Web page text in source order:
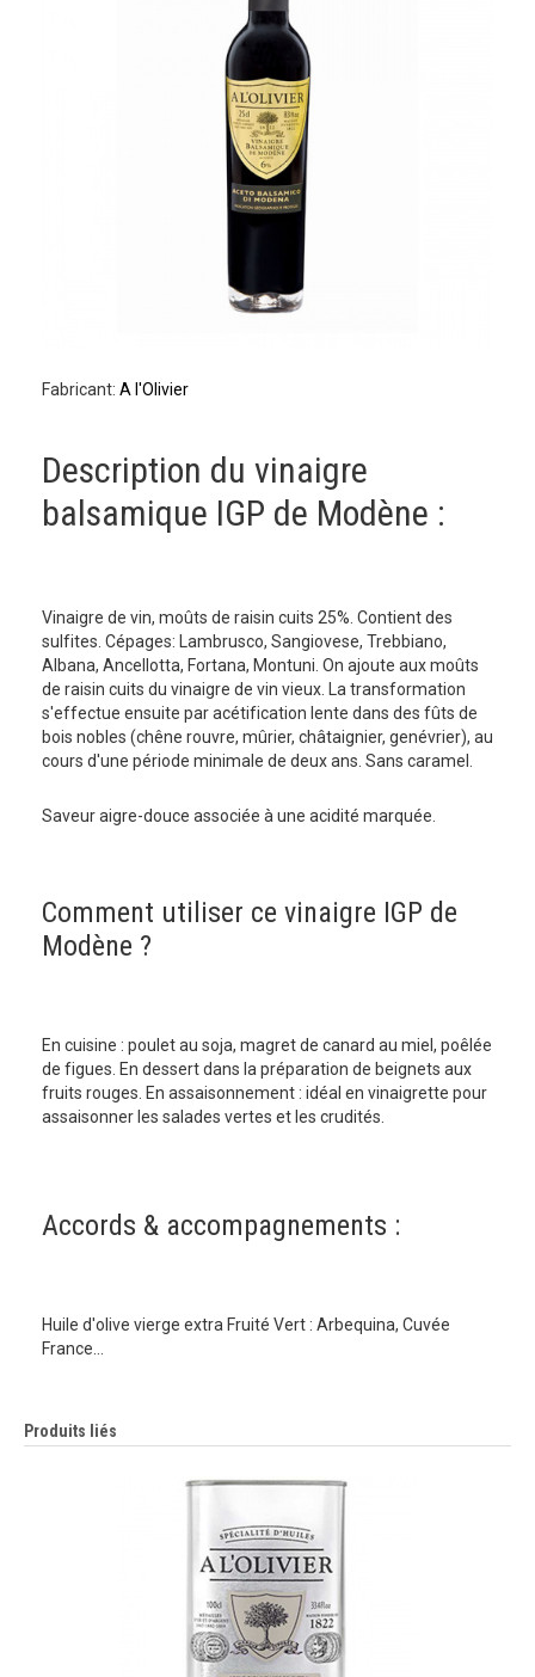
Fabricant: A l'Olivier
Description du vinaigre
balsamique IGP de Modène :
Vinaigre de vin, moûts de raisin cuits 25%. Contient des
sulfites. Cépages: Lambrusco, Sangiovese, Trebbiano,
Albana, Ancellotta, Fortana, Montuni. On ajoute aux moûts
de raisin cuits du vinaigre de vin vieux. La transformation
s'effectue ensuite par acétification lente dans des fûts de
bois nobles (chêne rouvre, mûrier, châtaignier, genévrier), au
cours d'une période minimale de deux ans. Sans caramel.
Saveur aigre-douce associée à une acidité marquée.
Comment utiliser ce vinaigre IGP de
Modène ?
En cuisine : poulet au soja, magret de canard au miel, poêlée
de figues. En dessert dans la préparation de beignets aux
fruits rouges. En assaisonnement : idéal en vinaigrette pour
assaisonner les salades vertes et les crudités.
Accords & accompagnements :
Huile d'olive vierge extra Fruité Vert : Arbequina, Cuvée
France…
Produits liés